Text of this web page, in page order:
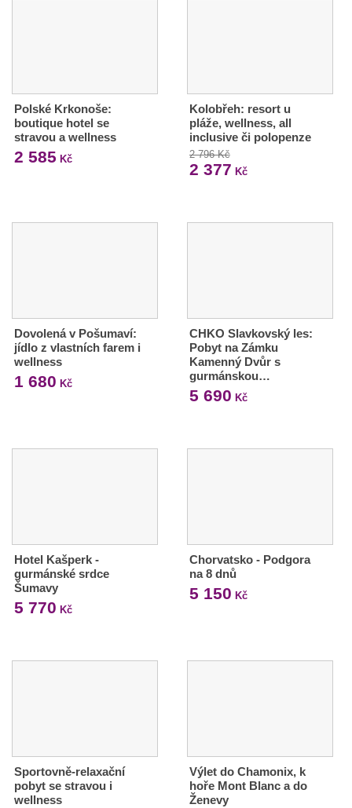
Polské Krkonoše:
boutique hotel se
stravou a wellness
2 585 Kč
Kolobřeh: resort u
pláže, wellness, all
inclusive či polopenze
2 796 Kč
2 377 Kč
Dovolená v Pošumaví:
jídlo z vlastních farem i
wellness
1 680 Kč
CHKO Slavkovský les:
Pobyt na Zámku
Kamenný Dvůr s
gurmánskou…
5 690 Kč
Hotel Kašperk -
gurmánské srdce
Šumavy
5 770 Kč
Chorvatsko - Podgora
na 8 dnů
5 150 Kč
Sportovně-relaxační
pobyt se stravou i
wellness
Výlet do Chamonix, k
hoře Mont Blanc a do
Ženevy